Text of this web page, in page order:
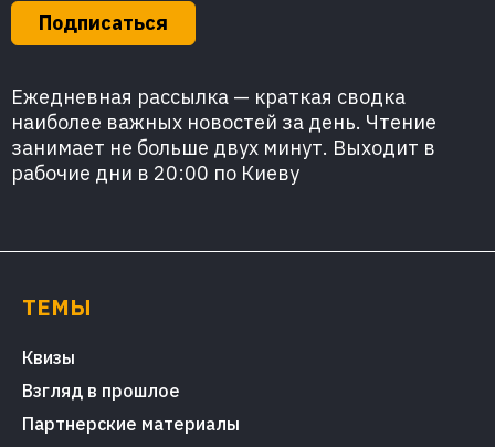
Подписаться
Ежедневная рассылка — краткая сводка
наиболее важных новостей за день. Чтение
занимает не больше двух минут. Выходит в
рабочие дни в 20:00 по Киеву
ТЕМЫ
Квизы
Взгляд в прошлое
Партнерские материалы